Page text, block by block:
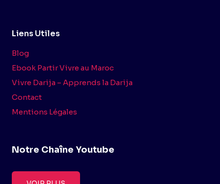
Liens Utiles
Blog
Ebook Partir Vivre au Maroc
Vivre Darija – Apprends la Darija
Contact
Mentions Légales
Notre Chaîne Youtube